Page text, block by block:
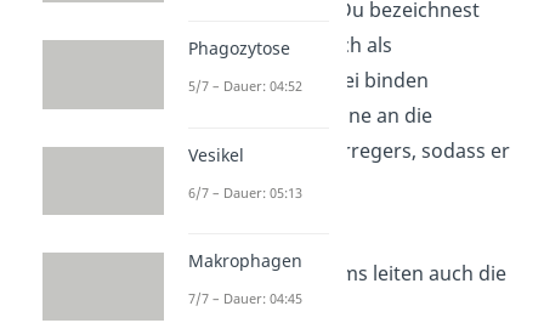
zur Phagozytose. Du bezeichnest
diesen Prozess auch als
Opsonierung. Dabei binden
Komplementproteine an die
Oberflächen des Erregers, sodass er
phagozytiert wird.
Komplementsystems leiten auch die
Bildung des
Phagozytose
5/7 – Dauer: 04:52
Vesikel
6/7 – Dauer: 05:13
Makrophagen
7/7 – Dauer: 04:45